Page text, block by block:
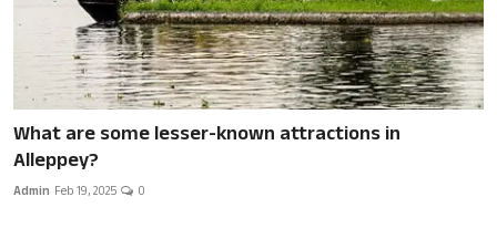
What are some lesser-known attractions in
Alleppey?
Admin Feb 19, 2025 0